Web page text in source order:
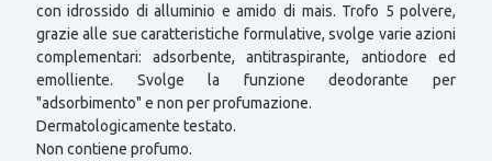
con idrossido di alluminio e amido di mais. Trofo 5 polvere,
grazie alle sue caratteristiche formulative, svolge varie azioni
complementari: adsorbente, antitraspirante, antiodore ed
emolliente. Svolge la funzione deodorante per
"adsorbimento" e non per profumazione.
Dermatologicamente testato.
Non contiene profumo.